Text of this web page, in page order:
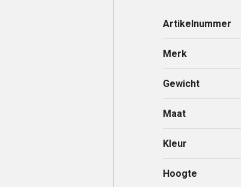
Artikelnummer
Merk
Gewicht
Maat
Kleur
Hoogte